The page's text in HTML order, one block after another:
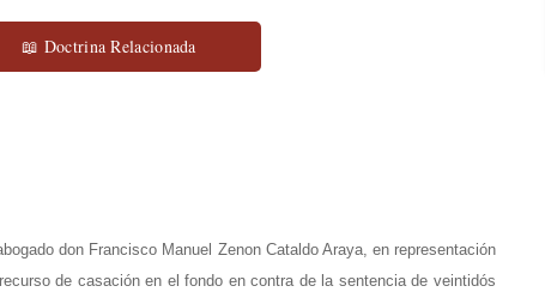
📖 Doctrina Relacionada
don Francisco Manuel Zenon Cataldo Araya, en representación
de casación en el fondo en contra de la sentencia de veintidós